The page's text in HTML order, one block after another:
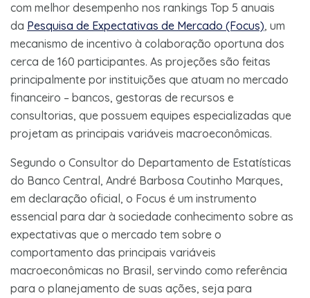
com melhor desempenho nos rankings Top 5 anuais
da Pesquisa de Expectativas de Mercado (Focus), um
mecanismo de incentivo à colaboração oportuna dos
cerca de 160 participantes. As projeções são feitas
principalmente por instituições que atuam no mercado
financeiro – bancos, gestoras de recursos e
consultorias, que possuem equipes especializadas que
projetam as principais variáveis macroeconômicas.
Segundo o Consultor do Departamento de Estatísticas
do Banco Central, André Barbosa Coutinho Marques,
em declaração oficial, o Focus é um instrumento
essencial para dar à sociedade conhecimento sobre as
expectativas que o mercado tem sobre o
comportamento das principais variáveis
macroeconômicas no Brasil, servindo como referência
para o planejamento de suas ações, seja para